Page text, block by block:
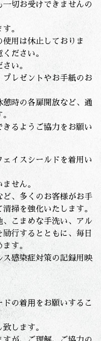
切お受けできませんの
。
使用は休止しておりま
ださい。
い。
プレゼントやお手紙のお
憩時の各扉開放など、通
るようご協力をお願い
ェイスシールドを着用い
せん。
ど、多くのお客様がお手
掃を強化いたします。
、こまめな手洗い、アル
行するとともに、毎日
す。
ス感染症対策の記録用映
の着⽤をお願いするこ
します。